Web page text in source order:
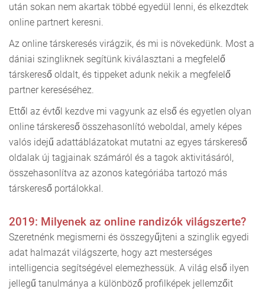
után sokan nem akartak többé egyedül lenni, és elkezdtek
online partnert keresni.
Az online társkeresés virágzik, és mi is növekedünk. Most a
dániai szingliknek segítünk kiválasztani a megfelelő
társkereső oldalt, és tippeket adunk nekik a megfelelő
partner kereséséhez.
Ettől az évtől kezdve mi vagyunk az első és egyetlen olyan
online társkereső összehasonlító weboldal, amely képes
valós idejű adattáblázatokat mutatni az egyes társkereső
oldalak új tagjainak számáról és a tagok aktivitásáról,
összehasonlítva az azonos kategóriába tartozó más
társkereső portálokkal.
2019: Milyenek az online randizók világszerte?
Szeretnénk megismerni és összegyűjteni a szinglik egyedi
adat halmazát világszerte, hogy azt mesterséges
intelligencia segítségével elemezhessük. A világ első ilyen
jellegű tanulmánya a különböző profilképek jellemzőit